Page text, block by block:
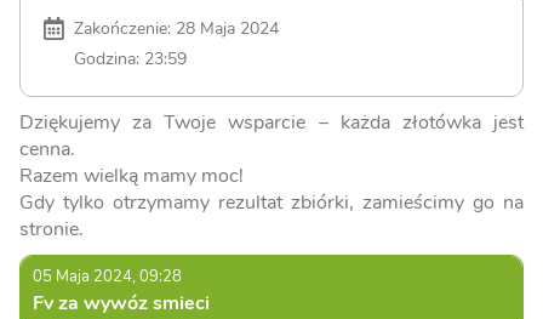
Zakończenie: 28 Maja 2024
Godzina: 23:59
Dziękujemy za Twoje wsparcie – każda złotówka jest
cenna.
Razem wielką mamy moc!
Gdy tylko otrzymamy rezultat zbiórki, zamieścimy go na
stronie.
05 Maja 2024, 09:28
Fv za wywóz smieci